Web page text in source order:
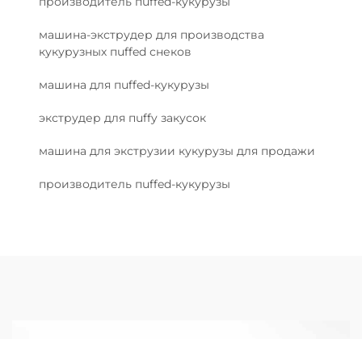
машина-экструдер для производства
кукурузных пuffed снеков
машина для пuffed-кукурузы
экструдер для пuffy закусок
машина для экструзии кукурузы для продажи
производитель пuffed-кукурузы